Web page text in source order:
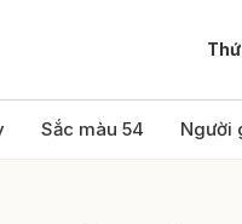
Sắc màu 54 Người